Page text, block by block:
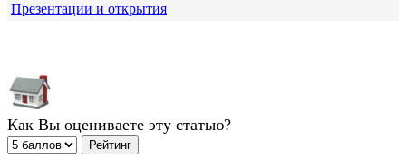
Презентации и открытия
Как Вы оцениваете эту статью?